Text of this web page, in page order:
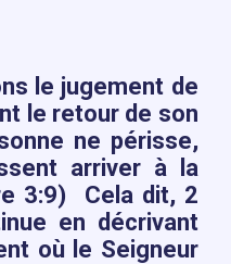
le jugement de
le retour de son
ne périsse,
arriver à la
3:9) Cela dit, 2
en décrivant
où le Seigneur